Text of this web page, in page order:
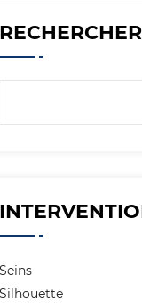
RECHERCHER
Seins
Silhouette